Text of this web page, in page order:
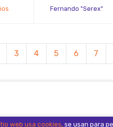
Fernando "Serex"
3 4 5 6 7
Gaming Company. Todos
web usa cookies,se usan para